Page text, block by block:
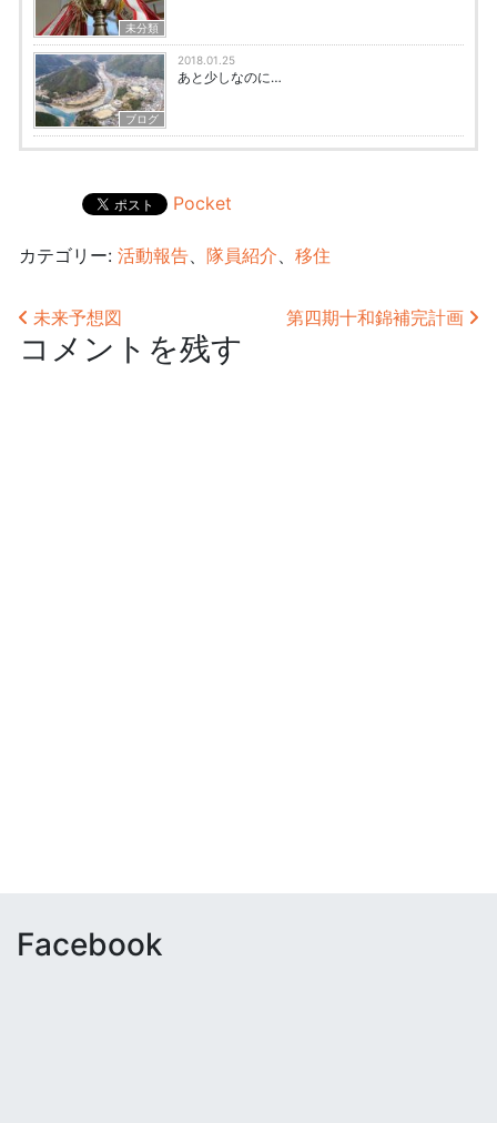
未分類
ブログ
2018.01.25
あと少しなのに…
Pocket
カテゴリー: 活動報告 隊員紹介 移住
投稿ナビゲーション
未来予想図 第四期十和錦補完計画
コメントを残す
Facebook